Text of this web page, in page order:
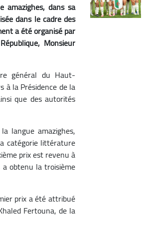
dans sa
dans le cadre des
a été organisé par
Monsieur
général du Haut-
à la Présidence de la
que des autorités
langue amazighes,
catégorie littérature
prix est revenu à
obtenu la troisième
prix a été attribué
Fertouna, de la